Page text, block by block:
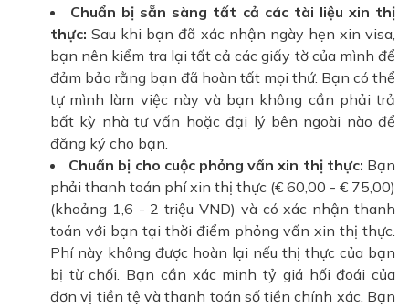
Chuẩn bị sẵn sàng tất cả các tài liệu xin thị
thực: Sau khi bạn đã xác nhận ngày hẹn xin visa,
bạn nên kiểm tra lại tất cả các giấy tờ của mình để
đảm bảo rằng bạn đã hoàn tất mọi thứ. Bạn có thể
tự mình làm việc này và bạn không cần phải trả
bất kỳ nhà tư vấn hoặc đại lý bên ngoài nào để
đăng ký cho bạn.
Chuẩn bị cho cuộc phỏng vấn xin thị thực: Bạn
phải thanh toán phí xin thị thực (€ 60,00 - € 75,00)
(khoảng 1,6 - 2 triệu VND) và có xác nhận thanh
toán với bạn tại thời điểm phỏng vấn xin thị thực.
Phí này không được hoàn lại nếu thị thực của bạn
bị từ chối. Bạn cần xác minh tỷ giá hối đoái của
đơn vị tiền tệ và thanh toán số tiền chính xác. Bạn